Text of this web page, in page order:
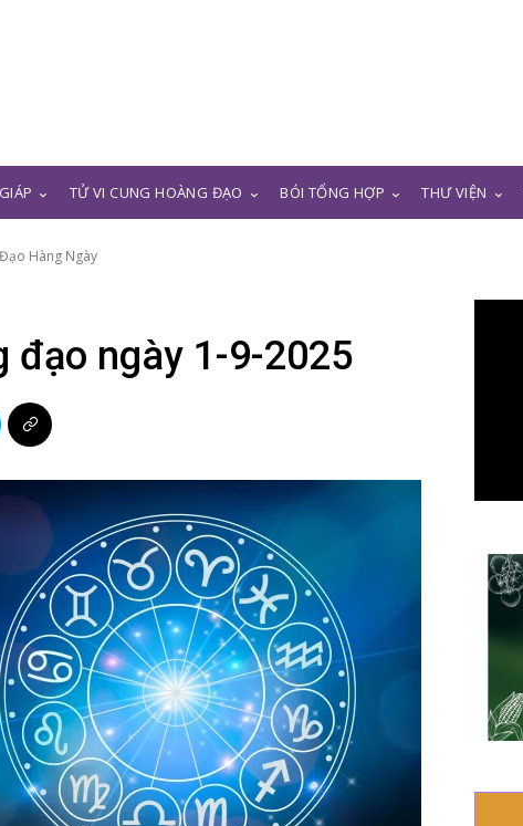
TỬ VI CUNG HOÀNG ĐẠO BÓI TỔNG HỢP THƯ VIỆN
Hàng Ngày
đạo ngày 1-9-2025